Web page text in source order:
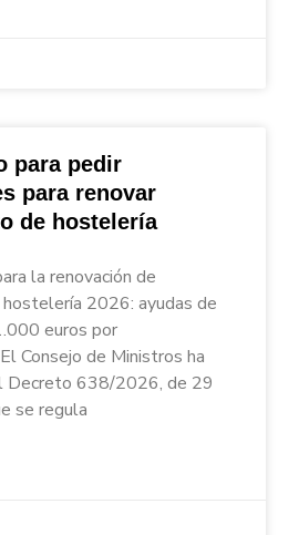
para pedir
para renovar
de hostelería
la renovación de
2026: ayudas de
euros por
Consejo de Ministros ha
Decreto 638/2026, de 29
se regula